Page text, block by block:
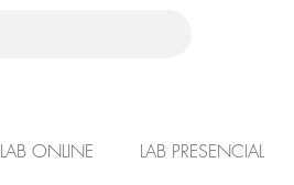
LAB ONLINE LAB PRESENCIAL